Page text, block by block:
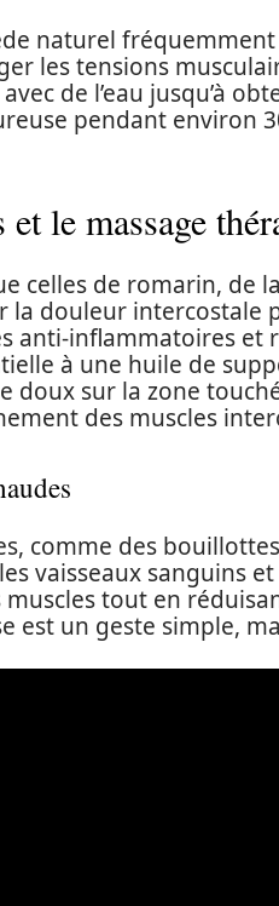
naturel fréquemment
les tensions
de l’eau jusqu’à
pendant environ
le massage
celles de romarin, de
douleur intercostale
anti-inflammatoires et
à une huile de
doux sur la zone
des muscles
comme des
vaisseaux sanguins
tout en
est un geste simple,